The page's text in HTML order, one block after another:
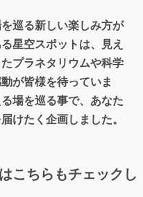
巡る新しい楽しみ方が
星空スポットは、見え
プラネタリウムや科学
が皆様を待っていま
場を巡る事で、あなた
けたく企画しました。
こちらもチェックし